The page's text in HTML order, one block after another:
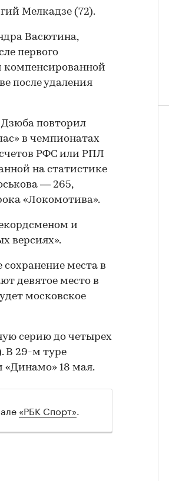
Мелкадзе (72).
Васютина,
первого
компенсированной
после удаления
Дзюба повторил
в чемпионатах
РФС или РПЛ
на статистике
— 265,
«Локомотива».
и
версиях».
сохранение места в
девятое место в
московское
серию до четырех
В 29-м туре
«Динамо» 18 мая.
«РБК Спорт»